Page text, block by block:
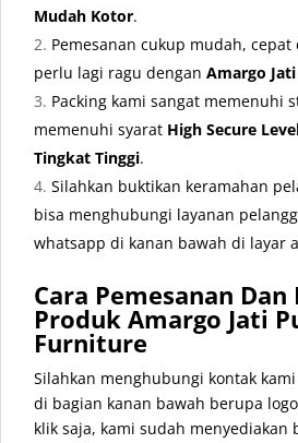
Mudah Kotor.
Pemesanan cukup mudah,
perlu lagi ragu dengan Amargo
Packing kami sangat memenuhi
memenuhi syarat High Secure
Tingkat Tinggi.
Silahkan buktikan keramahan
bisa menghubungi layanan
whatsapp di kanan bawah di layar
Cara Pemesanan
Produk Amargo Jati
Furniture
Silahkan menghubungi kontak
di bagian kanan bawah berupa
klik saja, kami sudah menyediakan